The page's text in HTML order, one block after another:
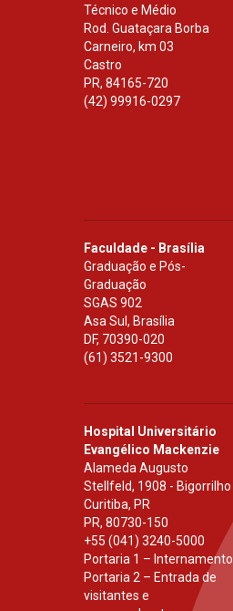
Técnico e Médio
Rod. Guataçara Borba
Carneiro, km 03
Castro
PR, 84165-720
(42) 99916-0297
Faculdade - Brasília
Graduação e Pós-
Graduação
SGAS 902
Asa Sul, Brasília
DF, 70390-020
(61) 3521-9300
Hospital Universitário
Evangélico Mackenzie
Alameda Augusto
Stellfeld, 1908 - Bigorrilho
Curitiba, PR
PR, 80730-150
+55 (041) 3240-5000
Portaria 1 – Internamento
Portaria 2 – Entrada de
visitantes e